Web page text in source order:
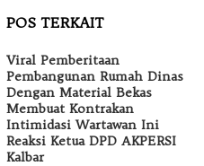
POS TERKAIT
Viral Pemberitaan
Pembangunan Rumah Dinas
Dengan Material Bekas
Membuat Kontrakan
Intimidasi Wartawan Ini
Reaksi Ketua DPD AKPERSI
Kalbar